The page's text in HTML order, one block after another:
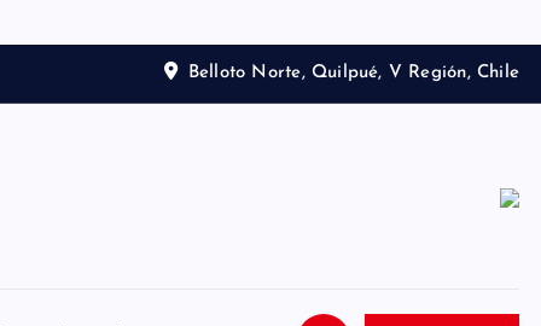
Belloto Norte, Quilpué, V Región, Chile